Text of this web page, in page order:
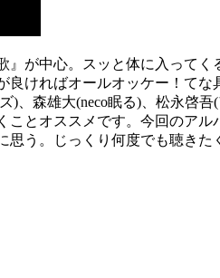
が中心。スッと体に入って
ければオールオッケー！て
森雄大(neco眠る)、松永啓
とオススメです。今回のア
う。じっくり何度でも聴きた